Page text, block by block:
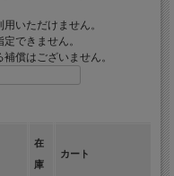
いただけません。
できません。
償はございません。
在
庫
カート